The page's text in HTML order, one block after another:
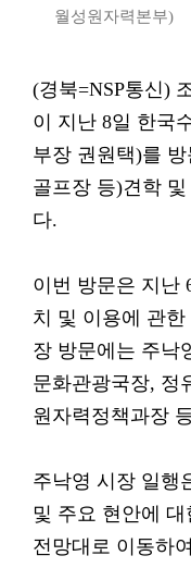
월성원자력본부)
(경북=NSP통신)
이 지난 8일 한국
부장 권원택)를
골프장 등)견학
다.
이번 방문은 지난
치 및 이용에 관한
장 방문에는 주낙
문화관광국장, 정
원자력정책과장
주낙영 시장 일행
및 주요 현안에
전망대로 이동하